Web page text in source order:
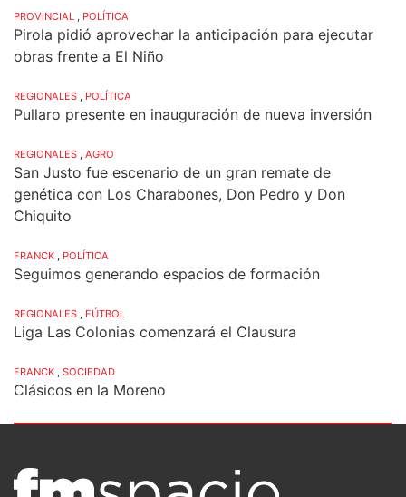
PROVINCIAL , POLÍTICA
Pirola pidió aprovechar la anticipación para ejecutar
obras frente a El Niño
REGIONALES , POLÍTICA
Pullaro presente en inauguración de nueva inversión
REGIONALES , AGRO
San Justo fue escenario de un gran remate de
genética con Los Charabones, Don Pedro y Don
Chiquito
FRANCK , POLÍTICA
Seguimos generando espacios de formación
REGIONALES , FÚTBOL
Liga Las Colonias comenzará el Clausura
FRANCK , SOCIEDAD
Clásicos en la Moreno